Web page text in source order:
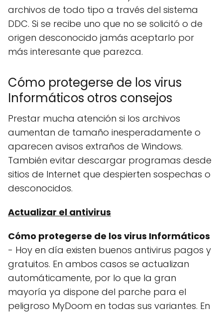
archivos de todo tipo a través del sistema
DDC. Si se recibe uno que no se solicitó o de
origen desconocido jamás aceptarlo por
más interesante que parezca.
Cómo protegerse de los virus
Informáticos otros consejos
Prestar mucha atención si los archivos
aumentan de tamaño inesperadamente o
aparecen avisos extraños de Windows.
También evitar descargar programas desde
sitios de Internet que despierten sospechas o
desconocidos.
Actualizar el antivirus
Cómo protegerse de los virus Informáticos
- Hoy en día existen buenos antivirus pagos y
gratuitos. En ambos casos se actualizan
automáticamente, por lo que la gran
mayoría ya dispone del parche para el
peligroso MyDoom en todas sus variantes. En